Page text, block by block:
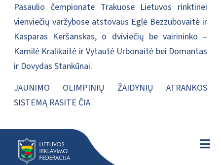
Pasaulio čempionate Trakuose Lietuvos rinktinei
vienviečių varžybose atstovaus Eglė Bezzubovaitė ir
Kasparas Keršanskas, o dviviečių be vairininko –
Kamilė Kralikaitė ir Vytautė Urbonaitė bei Domantas
ir Dovydas Stankūnai.
JAUNIMO OLIMPINIŲ ŽAIDYNIŲ ATRANKOS
SISTEMĄ RASITE ČIA